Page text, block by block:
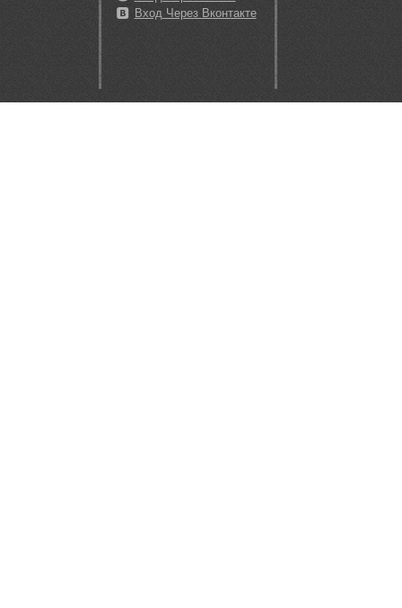
Вход Через Вконтакте